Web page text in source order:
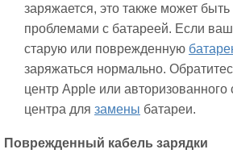
заряжается, это также может быть
проблемами с батареей. Если
старую или поврежденную
заряжаться нормально.
центр Apple или авторизованного
центра для замены батареи.
Поврежденный кабель зарядки